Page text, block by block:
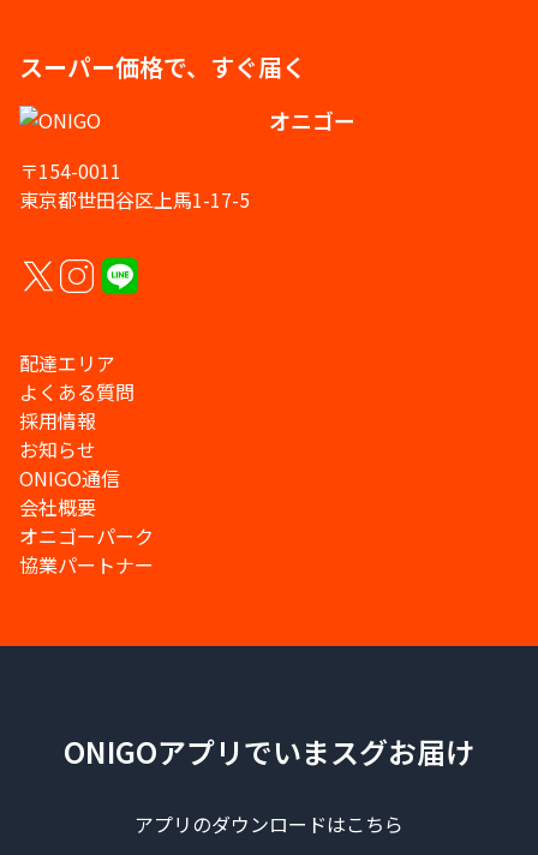
スーパー価格で、すぐ届く
オニゴー
〒154-0011
東京都世田谷区上馬1-17-5
配達エリア
よくある質問
採用情報
お知らせ
ONIGO通信
会社概要
オニゴーパーク
協業パートナー
ONIGOアプリでいまスグお届け
アプリのダウンロードはこちら